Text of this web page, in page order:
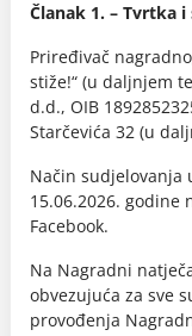
Članak 1. – Tvrtka
Priređivač
stiže!“ (u daljnjem
d.d., OIB
Starčevića 32 (u
Način sudjelovanja
15.06.2026. godine
Facebook.
Na Nagradni
obvezujuća za sve
provođenja